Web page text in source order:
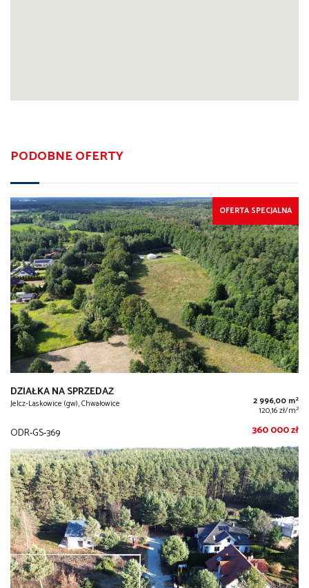
PODOBNE OFERTY
OFERTA SPECJALNA
DZIAŁKA NA SPRZEDAŻ
Jelcz-Laskowice (gw), Chwałowice 2 996,00 m2
120,16 zł/m2
ODR-GS-369 360 000 zł